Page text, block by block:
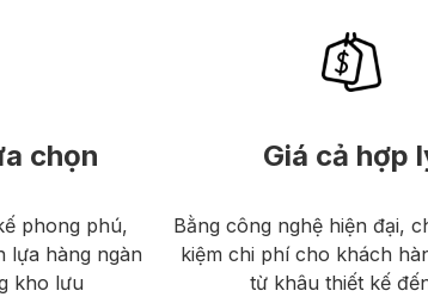
chọn
phong phú,
lựa hàng ngàn
kho lưu
Giá cả hợp
Bằng công nghệ hiện đại,
kiệm chi phí cho khách
từ khâu thiết kế